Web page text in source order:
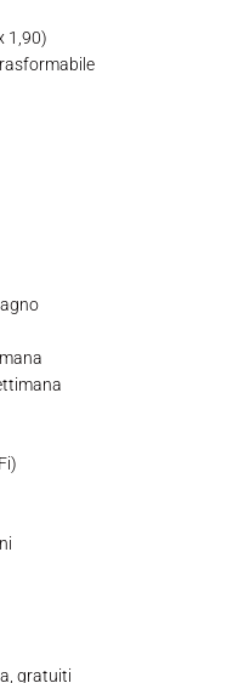
1,90)
gratuiti